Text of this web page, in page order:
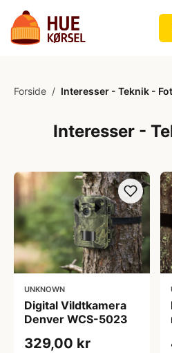
Forside / Interesser - Teknik -
Interesser -
UNKNOWN
Digital Vildtkamera
Denver WCS-5023
329,00 kr